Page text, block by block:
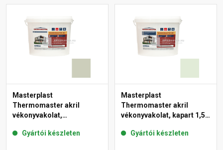
Masterplast
Thermomaster akril
vékonyvakolat,
42-D 25 kg
Gyártói készleten
Masterplast
Thermomaster akril
vékonyvakolat, kapart 1,5
Gyártói készleten